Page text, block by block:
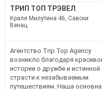
ТРИП ТОП ТРЭВЕЛ
Краля Милутина 46, Савски
Венац
Агентство Trip Top Agency
возникло благодаря
истории о дружбе и истинной
страсти к незабываемым
путешествиям. Наша